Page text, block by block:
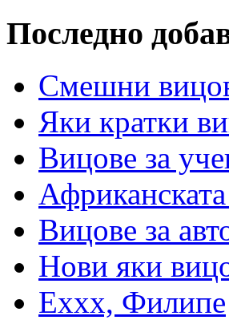
Последно
Смешни
Яки кратки
Вицове за
Вицове за
Нови яки
Еххх, Филипе